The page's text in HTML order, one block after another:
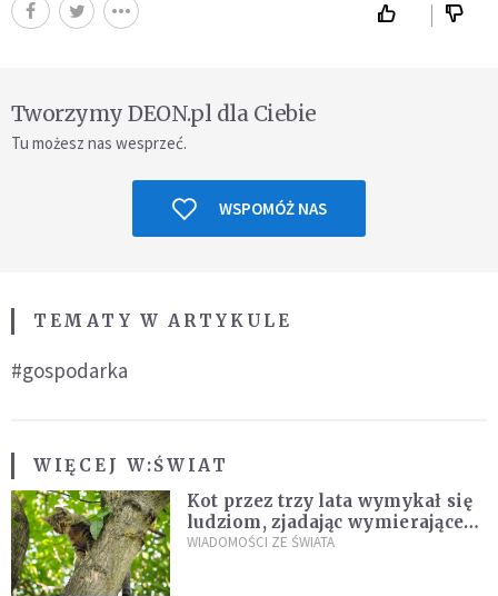
Tworzymy DEON.pl dla Ciebie
Tu możesz nas wesprzeć.
WSPOMÓŻ NAS
TEMATY W ARTYKULE
#gospodarka
WIĘCEJ W:ŚWIAT
Kot przez trzy lata wymykał się
ludziom, zjadając wymierające
kaczki. W końcu popełnił
WIADOMOŚCI ZE ŚWIATA